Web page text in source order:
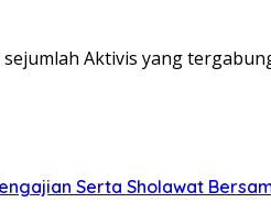
sejumlah Aktivis yang
Serta Sholawat